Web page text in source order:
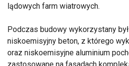
lądowych farm wiatrowych.
Podczas budowy wykorzystany
niskoemisyjny beton, z którego
oraz niskoemisyjne aluminium